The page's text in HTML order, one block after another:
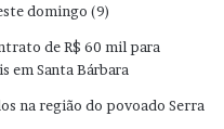
domingo (9)
de R$ 60 mil para
em Santa Bárbara
na região do povoado Serra